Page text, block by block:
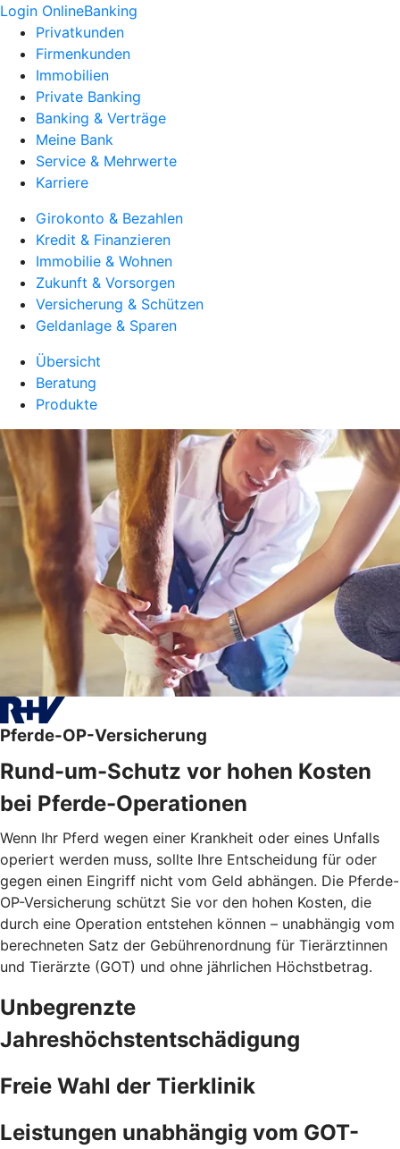
Login OnlineBanking
Privatkunden
Firmenkunden
Immobilien
Private Banking
Banking & Verträge
Meine Bank
Service & Mehrwerte
Karriere
Girokonto & Bezahlen
Kredit & Finanzieren
Immobilie & Wohnen
Zukunft & Vorsorgen
Versicherung & Schützen
Geldanlage & Sparen
Übersicht
Beratung
Produkte
Pferde-OP-Versicherung
Rund-um-Schutz vor hohen Kosten
bei Pferde-Operationen
Wenn Ihr Pferd wegen einer Krankheit oder eines Unfalls
operiert werden muss, sollte Ihre Entscheidung für oder
gegen einen Eingriff nicht vom Geld abhängen. Die Pferde-
OP-Versicherung schützt Sie vor den hohen Kosten, die
durch eine Operation entstehen können – unabhängig vom
berechneten Satz der Gebührenordnung für Tierärztinnen
und Tierärzte (GOT) und ohne jährlichen Höchstbetrag.
Unbegrenzte
Jahreshöchstentschädigung
Freie Wahl der Tierklinik
Leistungen unabhängig vom GOT-